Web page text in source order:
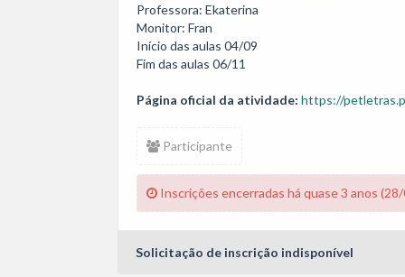
Professora: Ekaterina
Monitor: Fran
Início das aulas 04/09
Fim das aulas 06/11
Página oficial da atividade: https://
Participante
Inscrições encerradas há quase 3 anos
Solicitação de inscrição indisponível